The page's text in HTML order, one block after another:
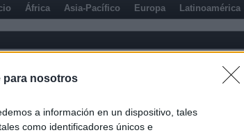
para nosotros
a información en un dispositivo, tales
como identificadores únicos e
África Asia-Pacífico Europa Latinoamérica